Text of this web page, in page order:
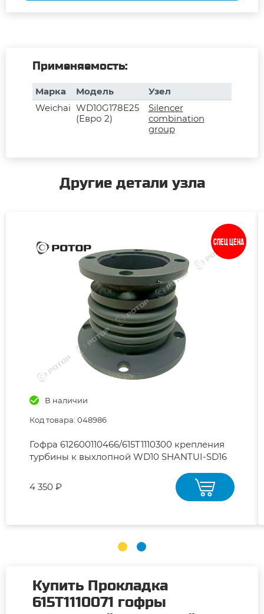
Применяемость:
Марка Модель
Узел
Weichai WD10G178E25
(Евро 2)
Silencer
combination
group
Другие детали узла
Спец цена
В наличии
Код товара: 048986
Гофра 612600110466/615T1110300 крепления
турбины к выхлопной WD10 SHANTUI-SD16
4 350 ₽
Купить Прокладка
615T1110071 гофры